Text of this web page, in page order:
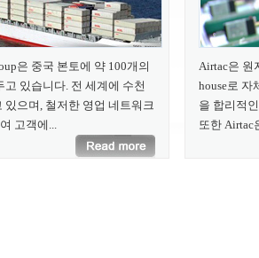
은 중국 본토에 약 100개의
있습니다. 전 세계에 수천
으며, 철저한 영업 네트워크
고객에...
Airtac은 원
house로 자
을 합리적
또한 Airtac